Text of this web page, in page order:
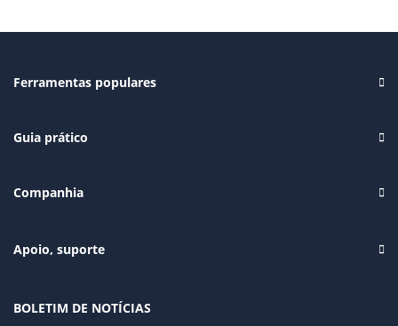
Ferramentas populares
Guia prático
Companhia
Apoio, suporte
BOLETIM DE NOTÍCIAS